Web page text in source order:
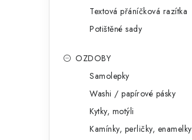
Textová přáníčková razítka
Potištěné sady
OZDOBY
Samolepky
Washi / papírové pásky
Kytky, motýli
Kamínky, perličky, enamelky